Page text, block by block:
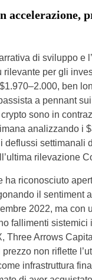
accelerazione,
di sviluppo e
rilevante per gli
ben
a pennant
crypto sono in
analizzando i
deflussi settimanali
rilevazione
ha riconosciuto
il sentiment
2022, ma con
fallimenti sistemici
Three Arrows
non riflette
infrastruttura